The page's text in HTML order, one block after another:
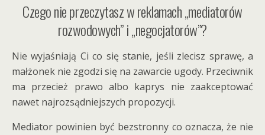
Czego nie przeczytasz w reklamach „mediatorów
rozwodowych” i „negocjatorów”?
Nie wyjaśniają Ci co się stanie, jeśli zlecisz sprawę, a
małżonek nie zgodzi się na zawarcie ugody. Przeciwnik
ma przecież prawo albo kaprys nie zaakceptować
nawet najrozsądniejszych propozycji.
Mediator powinien być bezstronny co oznacza, że nie